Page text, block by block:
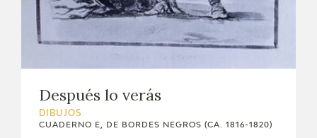
RECURSOS EDUCATIVOS
Después lo verás
DIBUJOS
CUADERNO E, DE BORDES NEGROS (CA. 1816-1820)